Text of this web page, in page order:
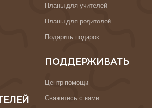
Планы для учителей
Планы для родителей
Подарить подарок
ПОДДЕРЖИВАТЬ
Центр помощи
Свяжитесь с нами